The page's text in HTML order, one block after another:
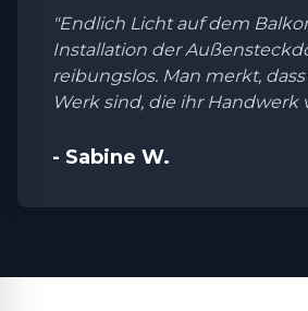
"Endlich Licht auf dem
Installation der
reibungslos. Man merkt,
Werk sind, die ihr Handwerk
- Sabine W.